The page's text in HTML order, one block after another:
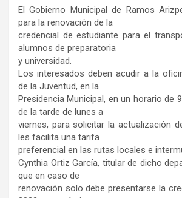
El Gobierno Municipal de Ramos
para la renovación de la
credencial de estudiante para el
alumnos de preparatoria
y universidad.
Los interesados deben acudir a la
de la Juventud, en la
Presidencia Municipal, en un horario de
de la tarde de lunes a
viernes, para solicitar la actualización
les facilita una tarifa
preferencial en las rutas locales e
Cynthia Ortiz García, titular de dicho
que en caso de
renovación solo debe presentarse la